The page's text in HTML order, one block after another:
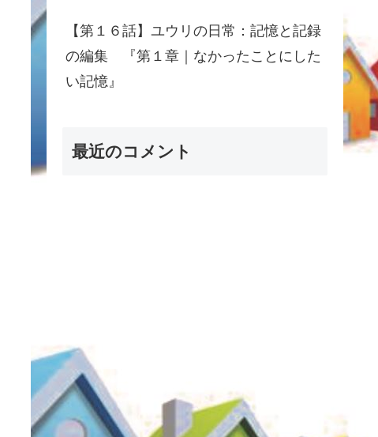
【第１６話】ユウリの日常：記憶と記録
の編集 『第１章｜なかったことにした
い記憶』
最近のコメント